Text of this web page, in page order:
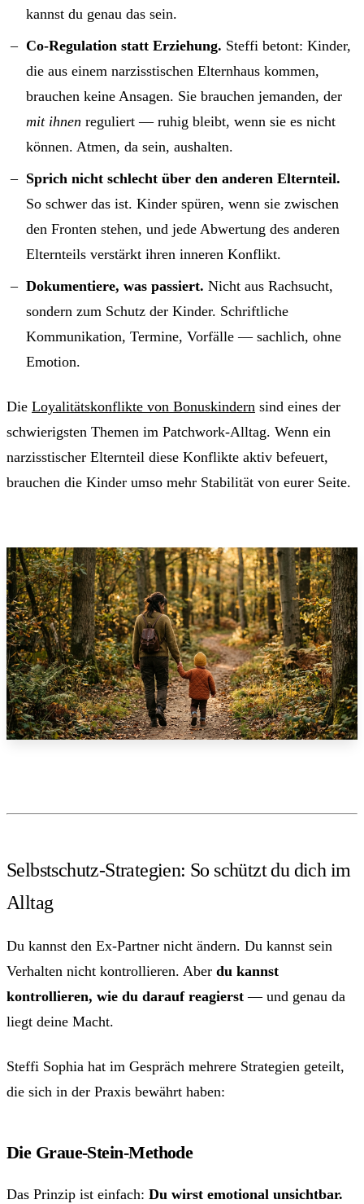
kannst du genau das sein.
Co-Regulation statt Erziehung. Steffi betont: Kinder,
die aus einem narzisstischen Elternhaus kommen,
brauchen keine Ansagen. Sie brauchen jemanden, der
mit ihnen reguliert — ruhig bleibt, wenn sie es nicht
können. Atmen, da sein, aushalten.
Sprich nicht schlecht über den anderen Elternteil.
So schwer das ist. Kinder spüren, wenn sie zwischen
den Fronten stehen, und jede Abwertung des anderen
Elternteils verstärkt ihren inneren Konflikt.
Dokumentiere, was passiert. Nicht aus Rachsucht,
sondern zum Schutz der Kinder. Schriftliche
Kommunikation, Termine, Vorfälle — sachlich, ohne
Emotion.
Die Loyalitätskonflikte von Bonuskindern sind eines der
schwierigsten Themen im Patchwork-Alltag. Wenn ein
narzisstischer Elternteil diese Konflikte aktiv befeuert,
brauchen die Kinder umso mehr Stabilität von eurer Seite.
Selbstschutz-Strategien: So schützt du dich im
Alltag
Du kannst den Ex-Partner nicht ändern. Du kannst sein
Verhalten nicht kontrollieren. Aber du kannst
kontrollieren, wie du darauf reagierst — und genau da
liegt deine Macht.
Steffi Sophia hat im Gespräch mehrere Strategien geteilt,
die sich in der Praxis bewährt haben:
Die Graue-Stein-Methode
Das Prinzip ist einfach: Du wirst emotional unsichtbar.